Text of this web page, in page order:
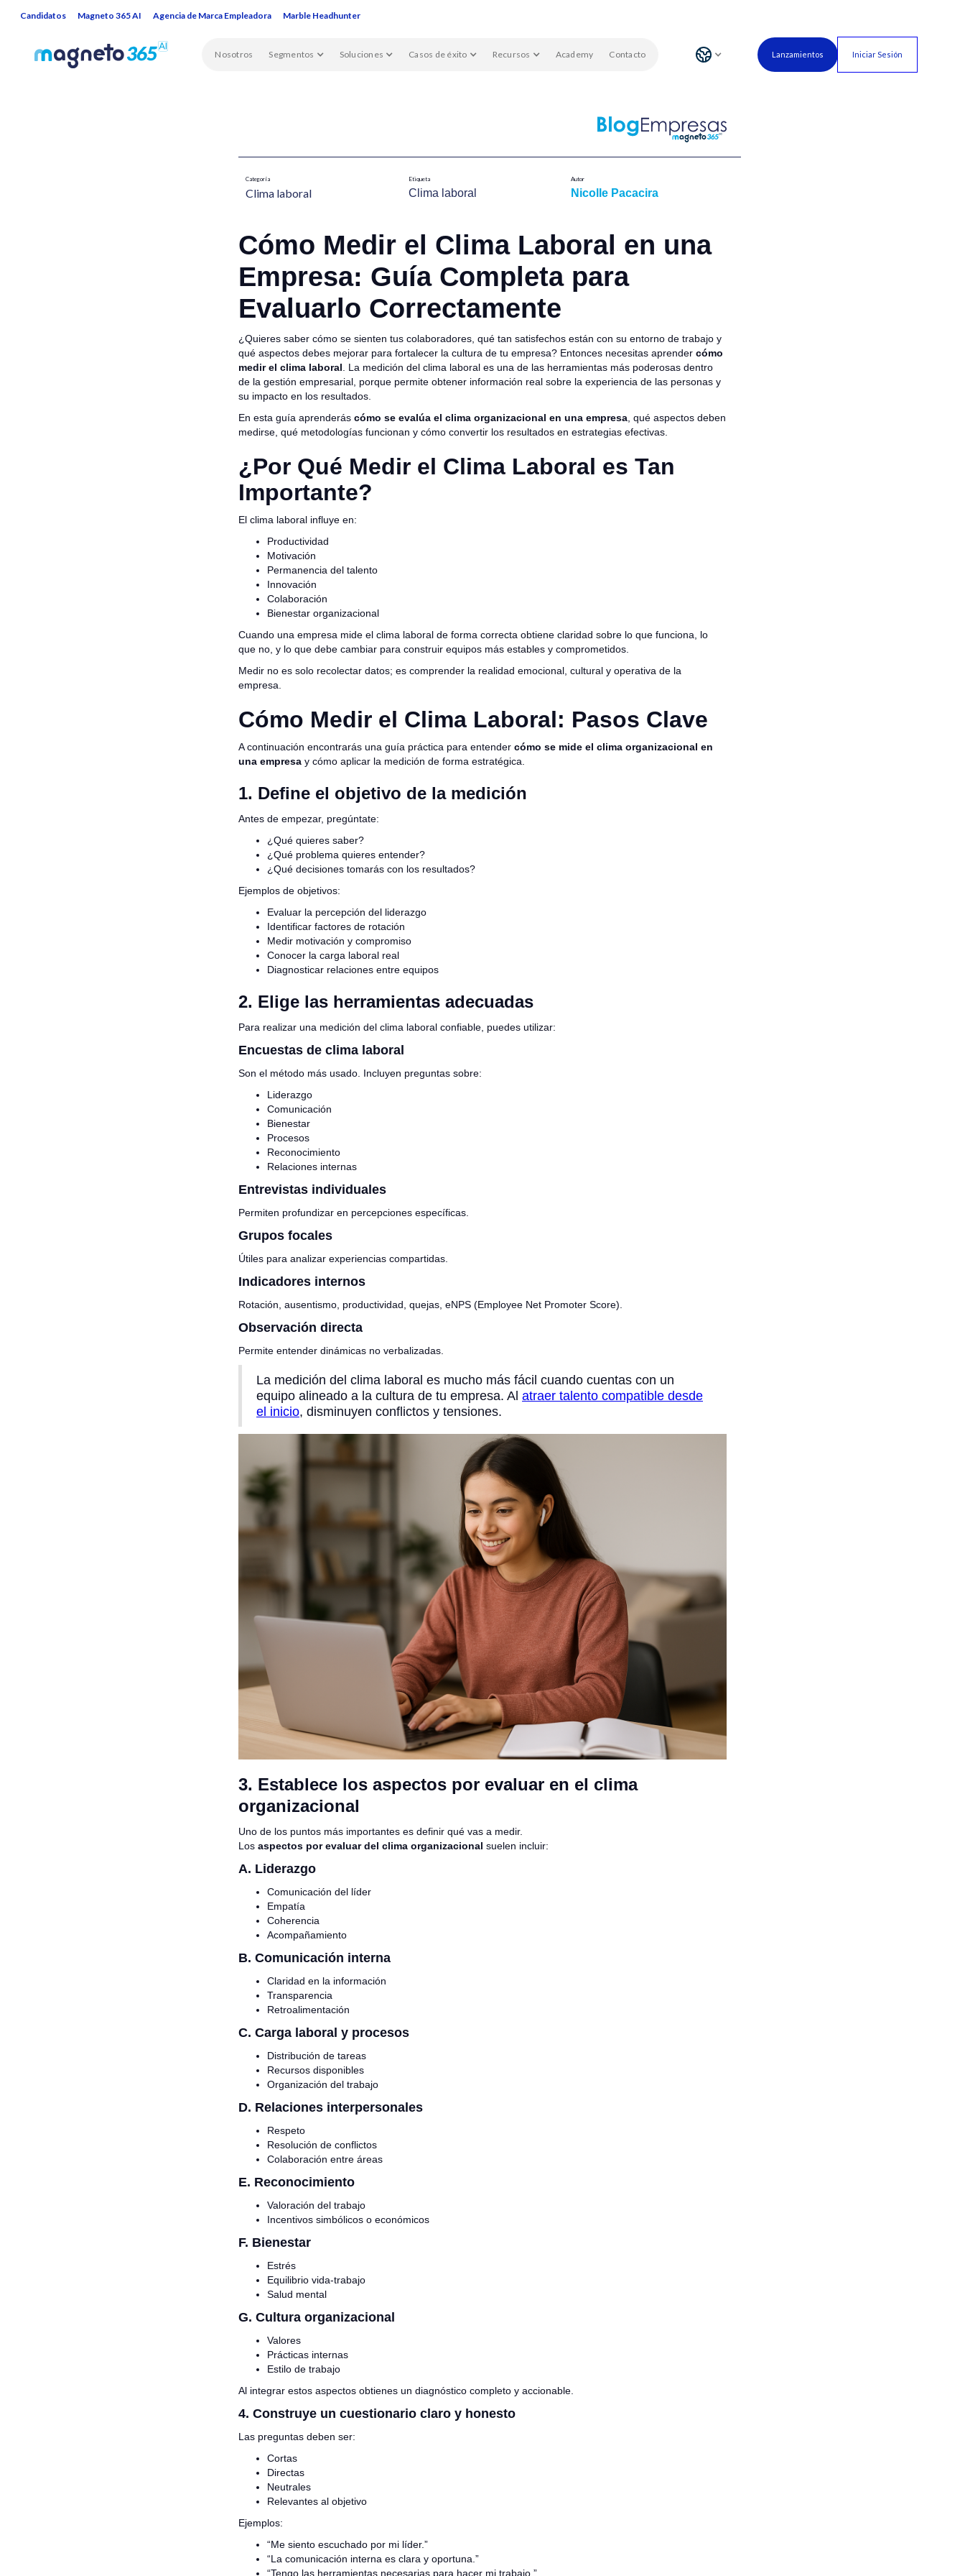
Candidatos Magneto 365 AI Agencia de Marca Empleadora Marble Headhunter
Nosotros Segmentos Soluciones Casos de éxito Recursos Academy Contacto Lanzamientos Iniciar Sesión
Categoría
Clima laboral​
Etiqueta
Clima laboral
Autor
Nicolle Pacacira
Cómo Medir el Clima Laboral en una
Empresa: Guía Completa para
Evaluarlo Correctamente
¿Quieres saber cómo se sienten tus colaboradores, qué tan satisfechos están con su entorno de trabajo y
qué aspectos debes mejorar para fortalecer la cultura de tu empresa? Entonces necesitas aprender cómo
medir el clima laboral . La medición del clima laboral es una de las herramientas más poderosas dentro
de la gestión empresarial, porque permite obtener información real sobre la experiencia de las personas y
su impacto en los resultados.
En esta guía aprenderás cómo se evalúa el clima organizacional en una empresa , qué aspectos deben
medirse, qué metodologías funcionan y cómo convertir los resultados en estrategias efectivas.
¿Por Qué Medir el Clima Laboral es Tan
Importante?
El clima laboral influye en:
Productividad
Motivación
Permanencia del talento
Innovación
Colaboración
Bienestar organizacional
Cuando una empresa mide el clima laboral de forma correcta obtiene claridad sobre lo que funciona, lo
que no, y lo que debe cambiar para construir equipos más estables y comprometidos.
Medir no es solo recolectar datos; es comprender la realidad emocional, cultural y operativa de la
empresa.
Cómo Medir el Clima Laboral: Pasos Clave
A continuación encontrarás una guía práctica para entender cómo se mide el clima organizacional en
una empresa y cómo aplicar la medición de forma estratégica.
1. Define el objetivo de la medición
Antes de empezar, pregúntate:
¿Qué quieres saber?
¿Qué problema quieres entender?
¿Qué decisiones tomarás con los resultados?
Ejemplos de objetivos:
Evaluar la percepción del liderazgo
Identificar factores de rotación
Medir motivación y compromiso
Conocer la carga laboral real
Diagnosticar relaciones entre equipos
2. Elige las herramientas adecuadas
Para realizar una medición del clima laboral confiable, puedes utilizar:
Encuestas de clima laboral
Son el método más usado. Incluyen preguntas sobre:
Liderazgo
Comunicación
Bienestar
Procesos
Reconocimiento
Relaciones internas
Entrevistas individuales
Permiten profundizar en percepciones específicas.
Grupos focales
Útiles para analizar experiencias compartidas.
Indicadores internos
Rotación, ausentismo, productividad, quejas, eNPS (Employee Net Promoter Score).
Observación directa
Permite entender dinámicas no verbalizadas.
La medición del clima laboral es mucho más fácil cuando cuentas con un
equipo alineado a la cultura de tu empresa. Al atraer talento compatible desde
el inicio, disminuyen conflictos y tensiones.
3. Establece los aspectos por evaluar en el clima
organizacional
Uno de los puntos más importantes es definir qué vas a medir.
Los aspectos por evaluar del clima organizacional suelen incluir:
A. Liderazgo
Comunicación del líder
Empatía
Coherencia
Acompañamiento
B. Comunicación interna
Claridad en la información
Transparencia
Retroalimentación
C. Carga laboral y procesos
Distribución de tareas
Recursos disponibles
Organización del trabajo
D. Relaciones interpersonales
Respeto
Resolución de conflictos
Colaboración entre áreas
E. Reconocimiento
Valoración del trabajo
Incentivos simbólicos o económicos
F. Bienestar
Estrés
Equilibrio vida-trabajo
Salud mental
G. Cultura organizacional
Valores
Prácticas internas
Estilo de trabajo
Al integrar estos aspectos obtienes un diagnóstico completo y accionable.
4. Construye un cuestionario claro y honesto
Las preguntas deben ser:
Cortas
Directas
Neutrales
Relevantes al objetivo
Ejemplos:
“Me siento escuchado por mi líder.”
“La comunicación interna es clara y oportuna.”
“Tengo las herramientas necesarias para hacer mi trabajo.”